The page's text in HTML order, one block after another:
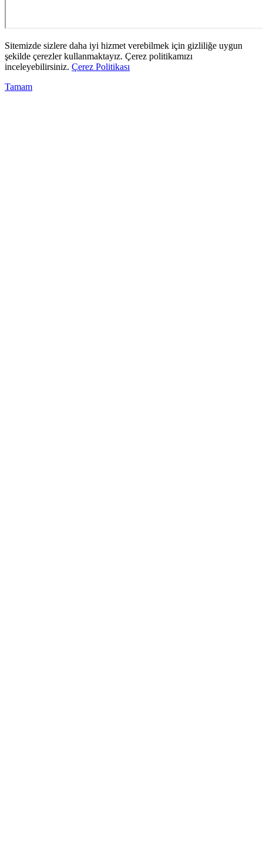
Sitemizde sizlere daha iyi hizmet verebilmek için gizliliğe uygun
şekilde çerezler kullanmaktayız. Çerez politikamızı
inceleyebilirsiniz. Çerez Politikası
Tamam